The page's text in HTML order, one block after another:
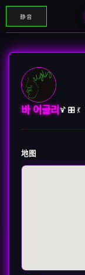
静音
바 어글리 🍹 🎛️ 💃
地图